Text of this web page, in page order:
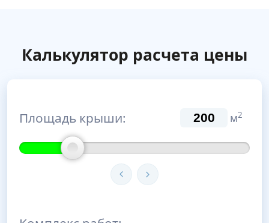
Калькулятор расчета цены
Площадь крыши: м2